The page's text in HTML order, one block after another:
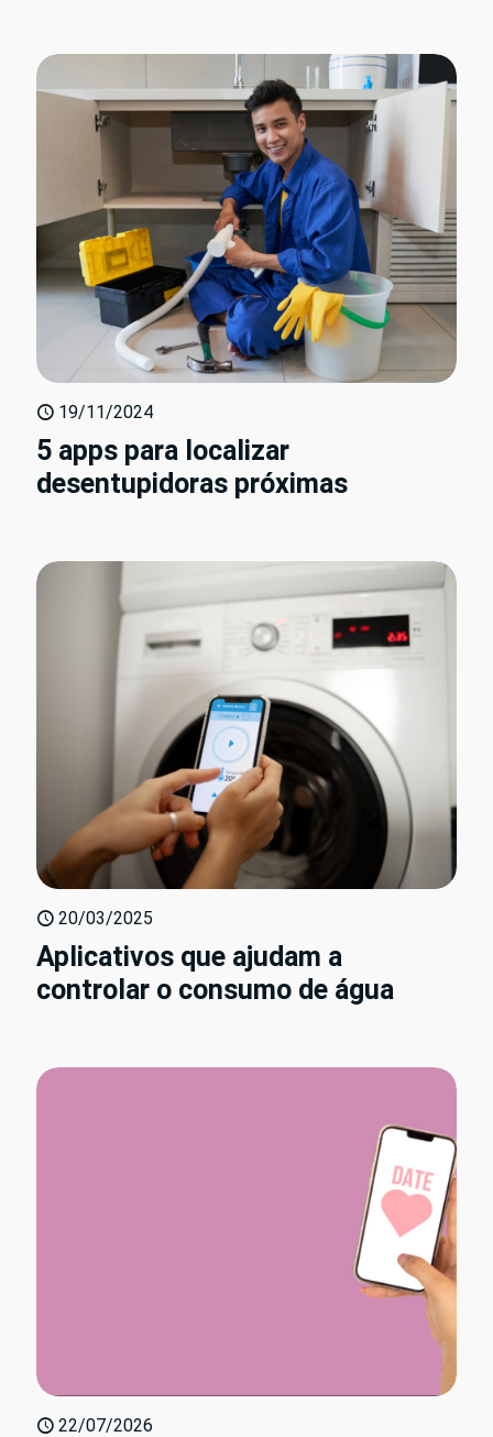
19/11/2024
5 apps para localizar
desentupidoras próximas
20/03/2025
Aplicativos que ajudam a
controlar o consumo de água
22/07/2026